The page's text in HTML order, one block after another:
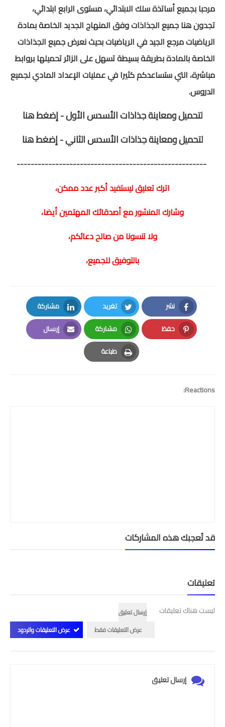
المستوى الخامس
المستوى السادس
فروض و امتحانات
المرحلة الأولى
المرحلة الثانية
الإمتحان الموحد المحلي
المرحلة الثالثة
المرحلة الرابعة
الامتحان الموحد الإقليمي
فضاء الأستاذ
التوازيع السنوية
التوازيع المرحلية
دلائل بيداغوجية
مرحبا بجميع أساتذة سلك الابتدائي، مستوى الرابع ابتدائي،
تجدون هنا جميع الجذاذات وفق المنهاج الجديد الخاصة بمادة
الرياضيات مرجع الجيد في الرياضيات بحيث نعرض جميع الجذاذات
الخاصة بالمادة بطريقة بسيطة تسهل على الزائر تحميلها بروابط
مباشرة، التي ستساعدكم كثيرا في عمليات الإعداد المادي لجميع
الدروس.
لتحميل ومعاينة جذاذات الأسدس الأول -إضغط هنا
لتحميل ومعاينة جذاذات الأسدس الثاني -إضغط هنا
------------------------------------------------------
اترك تعليق ليستفيد أكبر عدد ممكن،
وشارك المنشور مع أصدقائك المهتمين أيضا،
ولا تنسونا من صالح دعائكم،
بالتوفيق للجميع،
نشر
Facebook
تغريد
Twitter
مشاركة
LinkedIn
حفظ
Pinterest
مشاركة
Whatsapp
إرسال
Email
طباعة
Print
Reactions:
قد تُعجبك هذه المشاركات
تعليقات
ليست هناك تعليقات
إرسال تعليق
عرض التعليقات فقط
عرض التعليقات والردود
إرسال تعليق